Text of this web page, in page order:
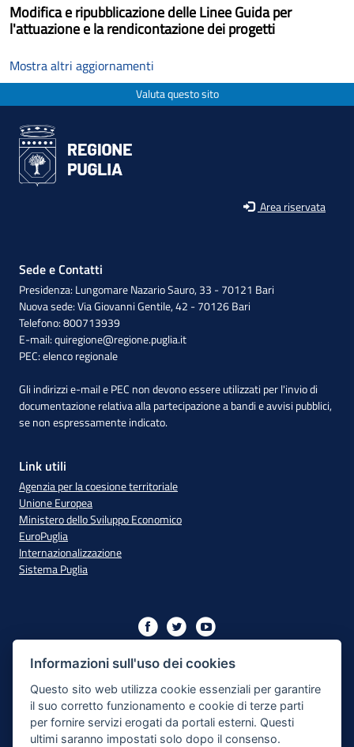
Modifica e ripubblicazione delle Linee Guida per
l'attuazione e la rendicontazione dei progetti
Mostra altri aggiornamenti
Valuta questo sito
Area riservata
Sede e Contatti
Presidenza: Lungomare Nazario Sauro, 33 - 70121 Bari
Nuova sede: Via Giovanni Gentile, 42 - 70126 Bari
Telefono: 800713939
E-mail:quiregione@regione.puglia.it
PEC:elenco regionale
Gli indirizzi e-mail e PEC non devono essere utilizzati per l'invio di
documentazione relativa alla partecipazione a bandi e avvisi pubblici,
se non espressamente indicato.
Link utili
Agenzia per la coesione territoriale
Unione Europea
Ministero dello Sviluppo Economico
EuroPuglia
Internazionalizzazione
Sistema Puglia
XIII
Dichiarazione di Accessibilità
Note Legali
Informazioni sull'uso dei cookies
Questo sito web utilizza cookie essenziali per garantire
il suo corretto funzionamento e cookie di terze parti
per fornire servizi erogati da portali esterni. Questi
ultimi saranno impostati solo dopo il consenso.